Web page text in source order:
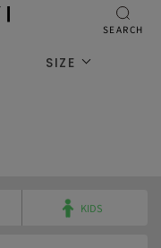
SEARCH
SIZE
KIDS